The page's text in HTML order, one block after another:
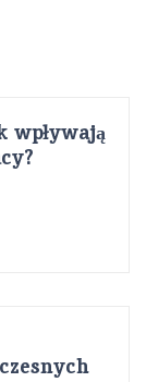
wpływają